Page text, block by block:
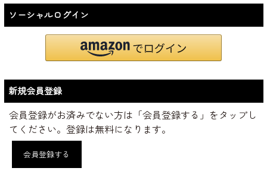
ソーシャルログイン
新規会員登録
会員登録がお済みでない方は「会員登録する」をタップし
てください。登録は無料になります。
会員登録する